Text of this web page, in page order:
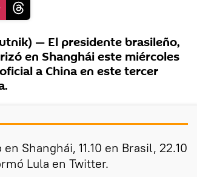
— El presidente brasileño,
en Shanghái este miércoles
a China en este tercer
Shanghái, 11.10 en Brasil, 22.10
Lula en Twitter.